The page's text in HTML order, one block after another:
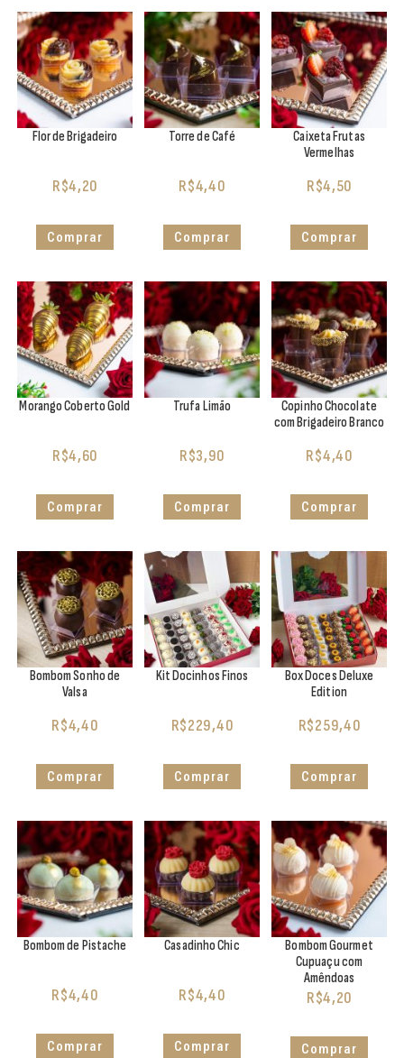
Flor de Brigadeiro
R$4,20
Comprar
Torre de Café
R$4,40
Comprar
Caixeta Frutas
Vermelhas
R$4,50
Comprar
Morango Coberto Gold
R$4,60
Comprar
Trufa Limão
R$3,90
Comprar
Copinho Chocolate
com Brigadeiro Branco
R$4,40
Comprar
Bombom Sonho de
Valsa
R$4,40
Comprar
Kit Docinhos Finos
R$229,40
Comprar
Box Doces Deluxe
Edition
R$259,40
Comprar
Bombom de Pistache
R$4,40
Comprar
Casadinho Chic
R$4,40
Comprar
Bombom Gourmet
Cupuaçu com
Amêndoas
R$4,20
Comprar